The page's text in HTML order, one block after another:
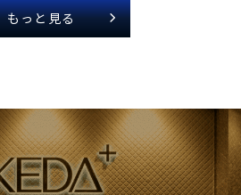
もっと見る